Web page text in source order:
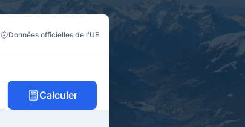
Données officielles de l'UE
Calculer